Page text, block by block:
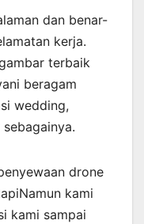
dan benar-
kerja.
terbaik
beragam
wedding,
drone
kami
kami sampai